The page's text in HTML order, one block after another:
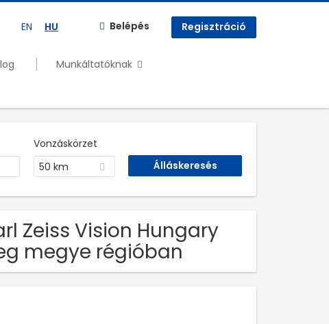
EN HU Belépés Regisztráció
Munkáltatóknak
Vonzáskörzet
50 km
Zeiss Vision Hungary
megye régióban